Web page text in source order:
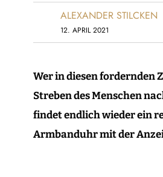
ALEXANDER STILCKEN
12. APRIL 2021
Wer in diesen fordernden
Streben des Menschen
findet endlich wieder ein
Armbanduhr mit der